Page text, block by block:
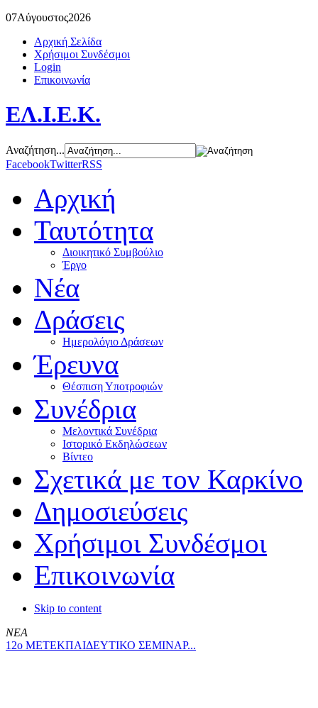
07Αύγουστος2026
Αρχική Σελίδα
Χρήσιμοι Συνδέσμοι
Login
Επικοινωνία
ΕΛ.Ι.Ε.Κ.
Αναζήτηση...
FacebookTwitterRSS
Αρχική
Ταυτότητα
Διοικητικό Συμβούλιο
Έργο
Νέα
Δράσεις
Ημερολόγιο Δράσεων
Έρευνα
Θέσπιση Υποτροφιών
Συνέδρια
Μελοντικά Συνέδρια
Ιστορικό Εκδηλώσεων
Βίντεο
Σχετικά με τον Καρκίνο
Δημοσιεύσεις
Χρήσιμοι Συνδέσμοι
Επικοινωνία
Skip to content
ΝΕΑ
12ο ΜΕΤΕΚΠΑΙΔΕΥΤΙΚΟ ΣΕΜΙΝΑΡ...